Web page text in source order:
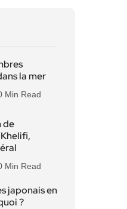
la mer
Min Read
de
Min Read
japonais en
?